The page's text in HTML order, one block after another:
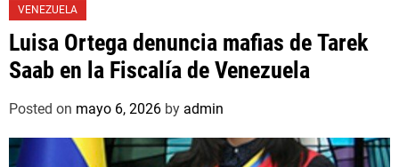
VENEZUELA
Luisa Ortega denuncia mafias de Tarek
Saab en la Fiscalía de Venezuela
Posted on mayo 6, 2026 by admin